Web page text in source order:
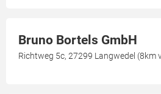
Bruno Bortels GmbH
Richtweg 5c, 27299 Langwedel (8km